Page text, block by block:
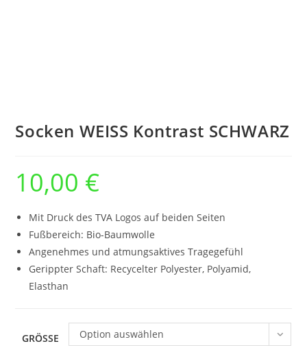
Socken WEISS Kontrast SCHWARZ
10,00 €
Mit Druck des TVA Logos auf beiden Seiten
Fußbereich: Bio-Baumwolle
Angenehmes und atmungsaktives Tragegefühl
Gerippter Schaft: Recycelter Polyester, Polyamid,
Elasthan
GRÖSSE Option auswählen